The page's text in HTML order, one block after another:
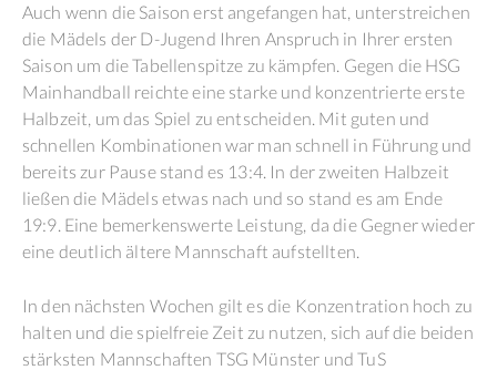
Auch wenn die Saison erst angefangen hat, unterstreichen
die Mädels der D-Jugend Ihren Anspruch in Ihrer ersten
Saison um die Tabellenspitze zu kämpfen. Gegen die HSG
Mainhandball reichte eine starke und konzentrierte erste
Halbzeit, um das Spiel zu entscheiden. Mit guten und
schnellen Kombinationen war man schnell in Führung und
bereits zur Pause stand es 13:4. In der zweiten Halbzeit
ließen die Mädels etwas nach und so stand es am Ende
19:9. Eine bemerkenswerte Leistung, da die Gegner wieder
eine deutlich ältere Mannschaft aufstellten.
In den nächsten Wochen gilt es die Konzentration hoch zu
halten und die spielfreie Zeit zu nutzen, sich auf die beiden
stärksten Mannschaften TSG Münster und TuS